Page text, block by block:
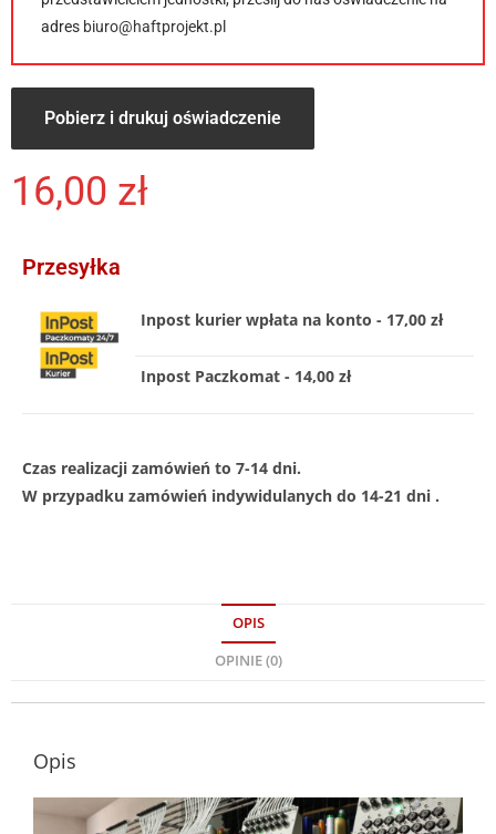
adres biuro@haftprojekt.pl
Pobierz i drukuj oświadczenie
16,00 zł
Przesyłka
Inpost kurier wpłata na konto - 17,00 zł
Inpost Paczkomat - 14,00 zł
Czas realizacji zamówień to 7-14 dni.
W przypadku zamówień indywidulanych do 14-21 dni .
OPIS
OPINIE (0)
Opis